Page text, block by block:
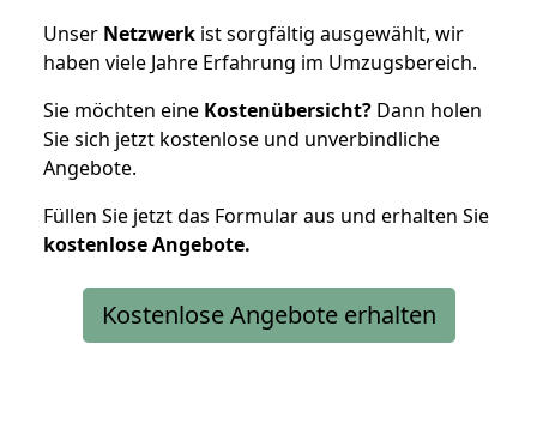
Unser Netzwerk ist sorgfältig ausgewählt, wir
haben viele Jahre Erfahrung im Umzugsbereich.
Sie möchten eine Kostenübersicht? Dann holen
Sie sich jetzt kostenlose und unverbindliche
Angebote.
Füllen Sie jetzt das Formular aus und erhalten Sie
kostenloseAngebote.
Kostenlose Angebote erhalten